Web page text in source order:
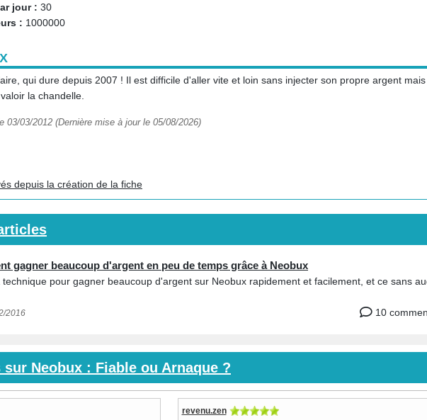
jour : 30
: 1000000
qui dure depuis 2007 ! Il est difficile d'aller vite et loin sans injecter son propre argent mais
la chandelle.
03/03/2012 (Dernière mise à jour le 05/08/2026)
depuis la création de la fiche
gagner beaucoup d'argent en peu de temps grâce à Neobux
technique pour gagner beaucoup d'argent sur Neobux rapidement et facilement, et ce sans
2016 10
Neobux : Fiable ou Arnaque ?
revenu.zen